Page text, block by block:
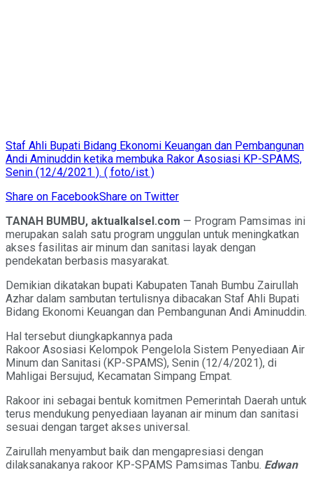
Staf Ahli Bupati Bidang Ekonomi Keuangan dan Pembangunan
Andi Aminuddin ketika membuka Rakor Asosiasi KP-SPAMS,
Senin (12/4/2021 ). ( foto/ist )
Share on FacebookShare on Twitter
TANAH BUMBU, aktualkalsel.com — Program Pamsimas ini
merupakan salah satu program unggulan untuk meningkatkan
akses fasilitas air minum dan sanitasi layak dengan
pendekatan berbasis masyarakat.
Demikian dikatakan bupati Kabupaten Tanah Bumbu Zairullah
Azhar dalam sambutan tertulisnya dibacakan Staf Ahli Bupati
Bidang Ekonomi Keuangan dan Pembangunan Andi Aminuddin.
Hal tersebut diungkapkannya pada
Rakoor Asosiasi Kelompok Pengelola Sistem Penyediaan Air
Minum dan Sanitasi (KP-SPAMS), Senin (12/4/2021), di
Mahligai Bersujud, Kecamatan Simpang Empat.
Rakoor ini sebagai bentuk komitmen Pemerintah Daerah untuk
terus mendukung penyediaan layanan air minum dan sanitasi
sesuai dengan target akses universal.
Zairullah menyambut baik dan mengapresiasi dengan
dilaksanakanya rakoor KP-SPAMS Pamsimas Tanbu. Edwan